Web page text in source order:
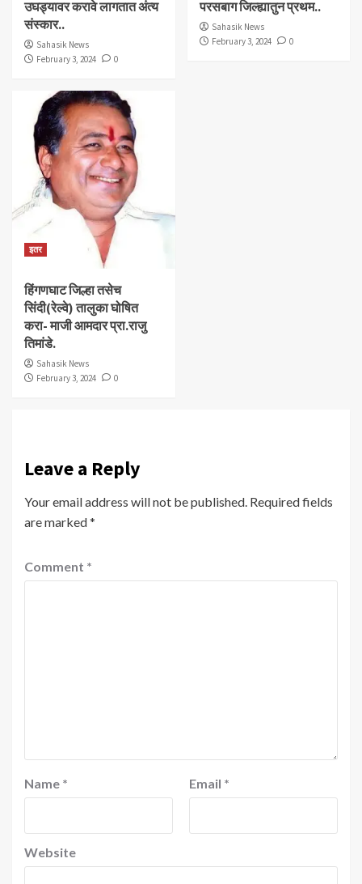
उघड्यावर करावे लागतात अंत्य
संस्कार..
Sahasik News
February 3, 2024
0
परसबाग जिल्ह्यातुन प्रथम..
Sahasik News
February 3, 2024
0
इतर
हिंगणघाट जिल्हा तसेच
सिंदी(रेल्वे) तालुका घोषित
करा- माजी आमदार प्रा.राजु
तिमांडे.
Sahasik News
February 3, 2024
0
Leave a Reply
Your email address will not be published. Required fields
are marked*
Comment *
Name * Email *
Website